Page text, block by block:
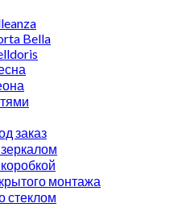
Bella
заказ
монтажа
стеклом